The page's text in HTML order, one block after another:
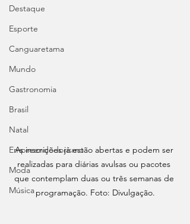
Destaque
Esporte
Canguaretama
Mundo
Gastronomia
Brasil
Natal
Empreendedorismo
Moda
Música
As inscrições já estão abertas e podem ser
realizadas para diárias avulsas ou pacotes
que contemplam duas ou três semanas de
programação. Foto: Divulgação.